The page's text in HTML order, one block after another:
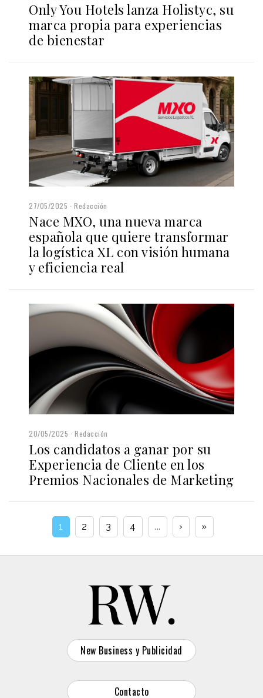
Only You Hotels lanza Holistyc, su
marca propia para experiencias
de bienestar
27/05/2025 Redacción
Nace MXO, una nueva marca
española que quiere transformar
la logística XL con visión humana
y eficiencia real
20/05/2025 Redacción
Los candidatos a ganar por su
Experiencia de Cliente en los
Premios Nacionales de Marketing
1 2 3 4 ... › »
New Business y Publicidad
Contacto